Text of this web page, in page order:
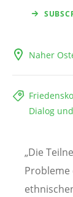
Naher
Dialog
„Die